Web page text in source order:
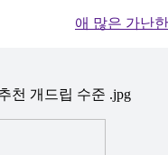
애 많은 가난
천 개드립 수준 .jpg